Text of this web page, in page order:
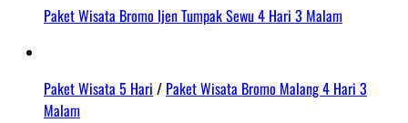
Paket Wisata Bromo Ijen Tumpak Sewu 4 Hari 3 Malam
Paket Wisata 5 Hari / Paket Wisata Bromo Malang 4 Hari 3
Malam